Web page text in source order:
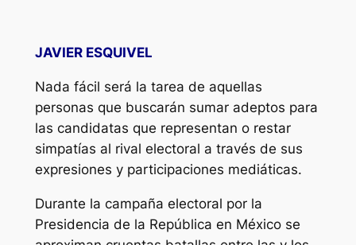
JAVIER ESQUIVEL
Nada fácil será la tarea de aquellas
personas que buscarán sumar adeptos para
las candidatas que representan o restar
simpatías al rival electoral a través de sus
expresiones y participaciones mediáticas.
Durante la campaña electoral por la
Presidencia de la República en México se